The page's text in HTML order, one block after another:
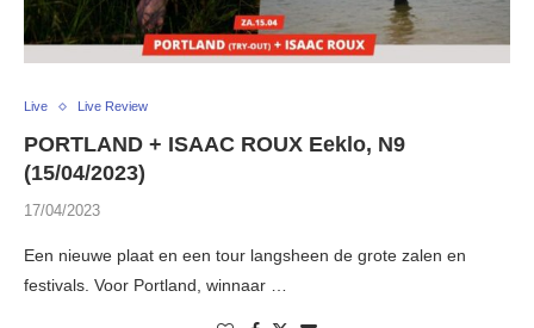
Live Live Review
PORTLAND + ISAAC ROUX Eeklo, N9
(15/04/2023)
17/04/2023
Een nieuwe plaat en een tour langsheen de grote zalen en
festivals. Voor Portland, winnaar …